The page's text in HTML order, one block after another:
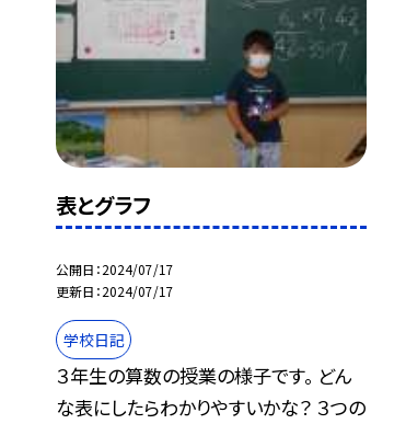
表とグラフ
公開日 2024/07/17
更新日 2024/07/17
学校日記
３年生の算数の授業の様子です。 どん
な表にしたらわかりやすいかな？ ３つの